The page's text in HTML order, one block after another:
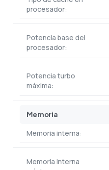
procesador:
Potencia base del
procesador:
Potencia turbo
máxima:
Memoria
Memoria interna:
Memoria interna